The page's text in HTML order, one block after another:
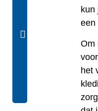
kun
een
Om
het